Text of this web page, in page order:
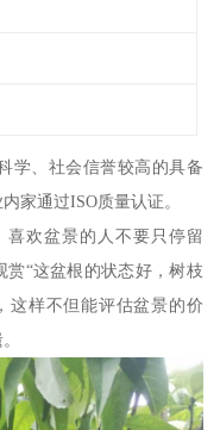
学、社会信誉较高的具备
家通过ISO质量认证。
欢盆景的人不要只停留
赏“这盆根的状态好，树枝
这样不但能评估盆景的价